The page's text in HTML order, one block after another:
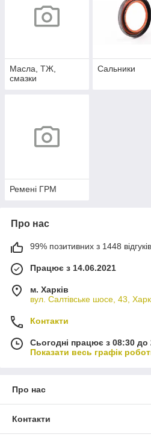
Масла, ТЖ,
смазки
Сальники
Ремені ГРМ
Про нас
99% позитивних з 1448
Працює з 14.06.2021
м. Харків
вул. Салтівське шосе, 43,
Контакти
Сьогодні працює з 08:30 до
Показати весь графік
Про нас
Контакти